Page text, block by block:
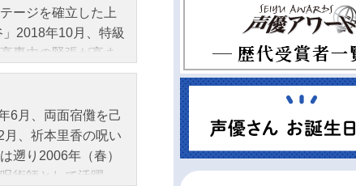
ージを確立した上
2018年10月、特級
専内の緊張が高ま
る。果たして内通
て、2018年10月3
に突如“帳”が降ろ
。“一般人のみが閉
に加え、一般人を
こい」という指名
6月、両面宿儺を己
、祈本里香の呪い
遡り2006年（春）
術師として活躍